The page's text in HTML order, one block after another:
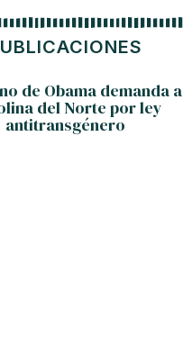
de Obama demanda a
del Norte por ley
antitransgénero